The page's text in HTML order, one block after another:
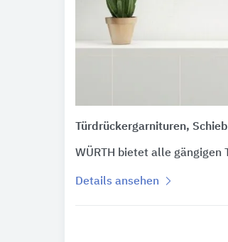
Türdrückergarnituren,
WÜRTH bietet alle gängigen
Details ansehen